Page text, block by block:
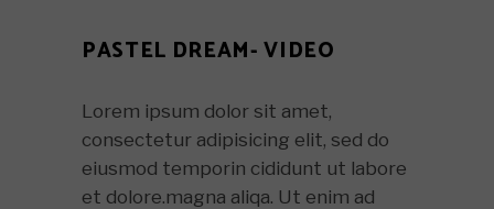
PASTEL DREAM- VIDEO
Lorem ipsum dolor sit amet,
consectetur adipisicing elit, sed do
eiusmod temporin cididunt ut labore
et dolore.magna aliqa. Ut enim ad